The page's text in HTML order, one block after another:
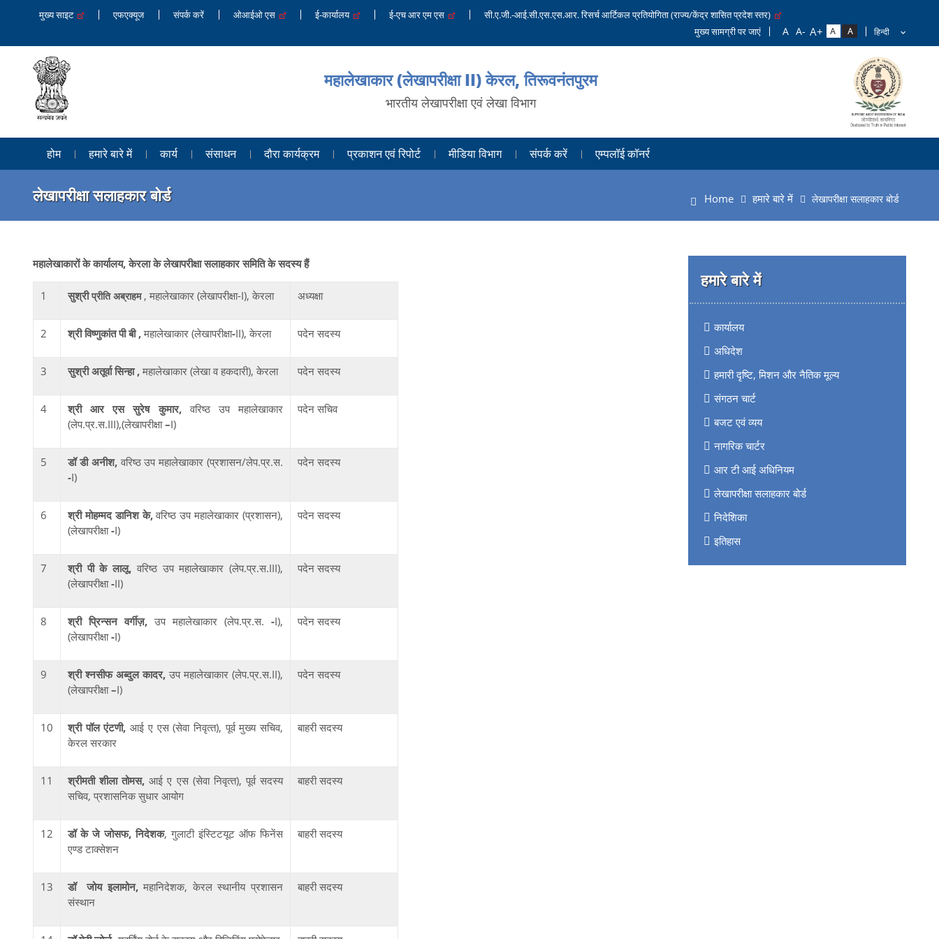
मुख्य साइट एफएक्यूज संपर्क करें ओआईओ एस ई-कार्यालय ई-एच आर एम एस
सी.ए.जी.-आई.सी.एस.एस.आर. रिसर्च आर्टिकल प्रतियोगिता (राज्य/केंद्र शासित प्रदेश स्तर)
मुख्य सामग्री पर जाएं
महालेखाकार (लेखापरीक्षा II) केरल, तिरूवनंतपुरम
भारतीय लेखापरीक्षा एवं लेखा विभाग
होम हमारे बारे में कार्य संसाधन दौरा कार्यक्रम प्रकाशन एवं रिपोर्ट मीडिया विभाग संपर्क करें एम्पलॉई कॉनर्र
लेखापरीक्षा सलाहकार बोर्ड Home हमारे बारे में लेखापरीक्षा सलाहकार बोर्ड
हमारे बारे में
कार्यालय
अधिदेश
हमारी दृष्टि, मिशन और नैतिक मूल्य
संगठन चार्ट
बजट एवं व्यय
नागरिक चार्टर
आर टी आई अधिनियम
लेखापरीक्षा सलाहकार बोर्ड
निदेशिका
इतिहास
महालेखाकारों के कार्यालय, केरला के लेखापरीक्षा सलाहकार समिति के सदस्य हैं
1 सुश्रीप्रीति अब्राहम, महालेखाकार (लेखापरीक्षा-I), केरला अध्यक्षा
2 श्री विष्णुकांत पी बी ,महालेखाकार (लेखापरीक्षा-II), केरला पदेन सदस्य
3 सुश्री अतूर्वा सिन्हा , महालेखाकार (लेखा व हकदारी), केरला पदेन सदस्य
4 श्री आर एस सुरेष कुमार,वरिष्ठ उप महालेखाकार
(लेप.प्र.स.III),(लेखापरीक्षा–I)
पदेन सचिव
5 डॉ डी अनीश,वरिष्ठ उप महालेखाकार (प्रशासन/लेप.प्र.स.
-I)
पदेन सदस्य
6 श्री मोहम्‍मद डानिश के,वरिष्ठ उप महालेखाकार (प्रशासन),
(लेखापरीक्षा-I)
पदेन सदस्य
7 श्री पी के लालू, वरिष्ठ उप महालेखाकार (लेप.प्र.स.III),
(लेखापरीक्षा-II)
पदेन सदस्य
8 श्री प्रिन्सन वर्गीज़,उप महालेखाकार (लेप.प्र.स. -I),
(लेखापरीक्षा-I)
पदेन सदस्य
9 श्री श्नसीफ अब्दुल कादर, उप महालेखाकार (लेप.प्र.स.II),
(लेखापरीक्षा–I)
पदेन सदस्य
10 श्री पॉल एंटणी,आई ए एस (सेवा निवृत्‍त), पूर्व मुख्‍य सचिव,
केरल सरकार
बाहरी सदस्य
11 श्रीमती शीला तोमस, आई ए एस (सेवा निवृत्‍त), पूर्व सदस्‍य
सचिव, प्रशासनिक सुधार आयोग
बाहरी सदस्य
12 डॉ के जे जोसफ, निदेशक, गुलाटी इंस्टिटयूट ऑफ फिनेंस
एण्ड टाक्सेशन
बाहरी सदस्य
13 डॉ जोय इलामोन,महानिदेशक, केरल स्थानीय प्रशासन
संस्थान
बाहरी सदस्य